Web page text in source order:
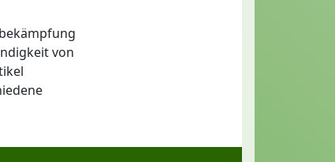
von